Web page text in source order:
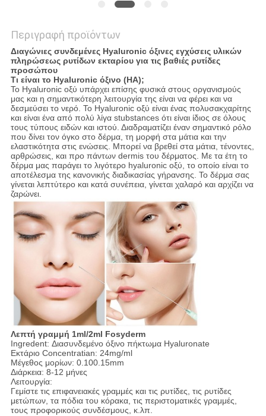
Περιγραφή προϊόντων
Διαγώνιες συνδεμένες Hyaluronic όξινες εγχύσεις υλικών
πληρώσεως ρυτίδων εκταρίου για τις βαθιές ρυτίδες
προσώπου
Τι είναι το Hyaluronic όξινο (HA);
Το Hyaluronic οξύ υπάρχει επίσης φυσικά στους οργανισμούς
μας και η σημαντικότερη λειτουργία της είναι να φέρει και να
δεσμεύσει το νερό. Το Hyaluronic οξύ είναι ένας πολυσακχαρίτης
και είναι ένα από πολύ λίγα stubstances ότι είναι ίδιος σε όλους
τους τύπους ειδών και ιστού. Διαδραματίζει έναν σημαντικό ρόλο
που δίνει τον όγκο στο δέρμα, τη μορφή στα μάτια και την
ελαστικότητα στις ενώσεις. Μπορεί να βρεθεί στα μάτια, τένοντες,
αρθρώσεις, και προ πάντων dermis του δέρματος. Με τα έτη το
δέρμα μας παράγει το λιγότερο hyaluronic οξύ, το οποίο είναι το
αποτέλεσμα της κανονικής διαδικασίας γήρανσης. Το δέρμα σας
γίνεται λεπτύτερο και κατά συνέπεια, γίνεται χαλαρό και αρχίζει να
ζαρώνει.
Λεπτή γραμμή 1ml/2ml Fosyderm
Ingredent: Διασυνδεμένο όξινο πήκτωμα Hyaluronate
Εκτάριο Concentratian: 24mg/ml
Μέγεθος μορίων: 0.100.15mm
Διάρκεια: 8-12 μήνες
Λειτουργία:
Γεμίστε τις επιφανειακές γραμμές και τις ρυτίδες, τις ρυτίδες
μετώπων, τα πόδια του κόρακα, τις περιστοματικές γραμμές,
τους προφορικούς συνδέσμους, κ.λπ.